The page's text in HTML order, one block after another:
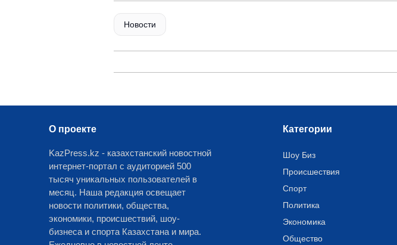
Новости
О проекте
KazPress.kz - казахстанский новостной
интернет-портал с аудиторией 500
тысяч уникальных пользователей в
месяц. Наша редакция освещает
новости политики, общества,
экономики, происшествий, шоу-
бизнеса и спорта Казахстана и мира.
Категории
Шоу Биз
Происшествия
Спорт
Политика
Экономика
Общество